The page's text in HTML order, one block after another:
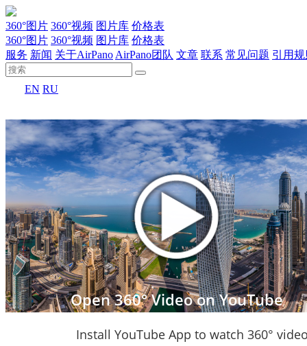
360°图片 360°视频 图片库 价格表
360°图片 360°视频 图片库 价格表
服务 新闻 关于AirPano AirPano团队 文章 联系 常见问题 引用
EN RU
Open 360° Video on YouTube
Install YouTube App to watch 360°